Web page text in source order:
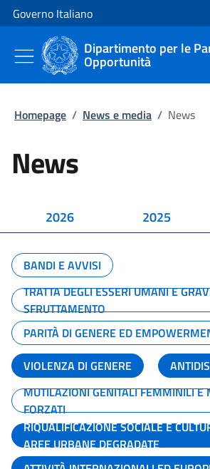
Vai al contenuto
Vai alla navigazione del sito
Governo Italiano
Dipartimento per le
Opportunità
Homepage / News e media / News
News
2026 2025
BANDI E AVVISI
TRATTA DEGLI ESSERI UMANI E
SFRUTTAMENTO
PARITÀ DI GENERE ED
VIOLENZA DI GENERE
MUTILAZIONI GENITALI FEMMINILI E
FORZATI
RIQUALIFICAZIONE SOCIALE E
AREE URBANE DEGRADATE